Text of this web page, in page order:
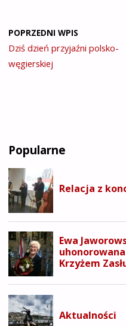
POPRZEDNI WPIS
Dziś dzień przyjaźni polsko-
węgierskiej
Popularne